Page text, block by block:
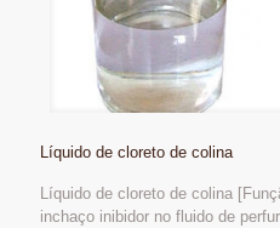
Líquido de cloreto de colina
Líquido de cloreto de colina
inchaço inibidor no fluido de